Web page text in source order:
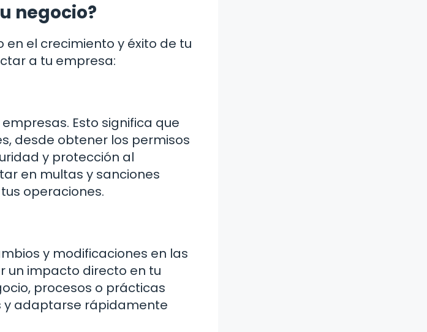
negocio?
el crecimiento y éxito de tu
a tu empresa:
Esto significa que
desde obtener los permisos
y protección al
en multas y sanciones
operaciones.
y modificaciones en las
un impacto directo en tu
procesos o prácticas
y adaptarse rápidamente